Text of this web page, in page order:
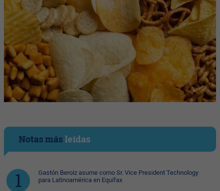
Notas másleídas
Gastón Beroiz asume como Sr. Vice President Technology
para Latinoamérica en Equifax